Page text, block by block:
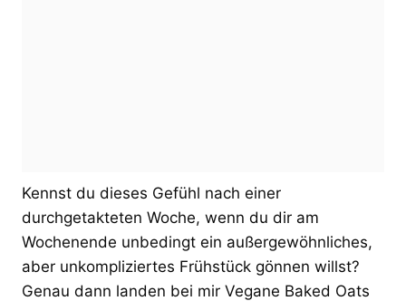
Kennst du dieses Gefühl nach einer
durchgetakteten Woche, wenn du dir am
Wochenende unbedingt ein außergewöhnliches,
aber unkompliziertes Frühstück gönnen willst?
Genau dann landen bei mir Vegane Baked Oats